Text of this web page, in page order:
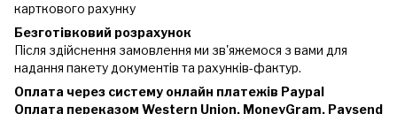
карткового рахунку
Безготівковий розрахунок
Після здійснення замовлення ми зв'яжемося з вами для
надання пакету документів та рахунків-фактур.
Оплата через систему онлайн платежів Paypal
Оплата переказом Western Union, MoneyGram, Paysend